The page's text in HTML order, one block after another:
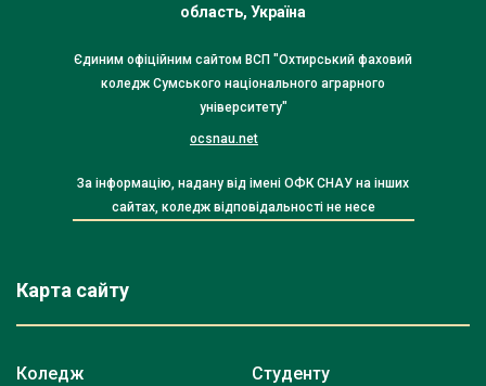
область, Україна
Єдиним офіційним сайтом ВСП "Охтирський фаховий
коледж Сумського національного аграрного
університету"
ocsnau.net
За інформацію, надану від імені ОФК СНАУ на інших
сайтах, коледж відповідальності не несе
Карта сайту
Коледж Студенту